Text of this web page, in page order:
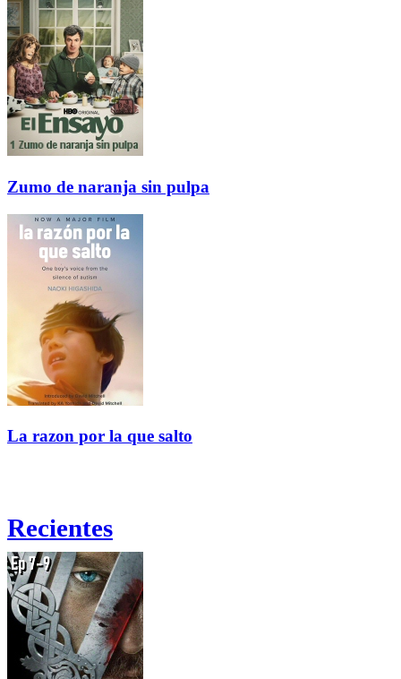
Zumo de naranja sin pulpa
La razon por la que salto
Recientes